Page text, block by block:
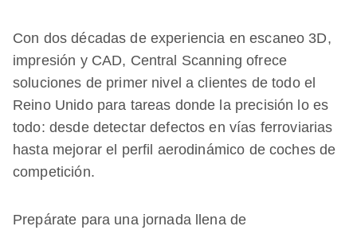
Con dos décadas de experiencia en escaneo 3D,
impresión y CAD, Central Scanning ofrece
soluciones de primer nivel a clientes de todo el
Reino Unido para tareas donde la precisión lo es
todo: desde detectar defectos en vías ferroviarias
hasta mejorar el perfil aerodinámico de coches de
competición.
Prepárate para una jornada llena de